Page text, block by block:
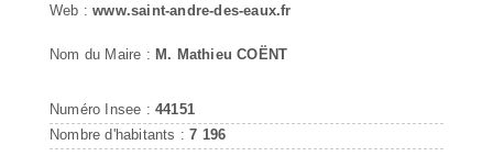
Web :www.saint-andre-des-eaux.fr
Nom du Maire : M. Mathieu COËNT
Numéro Insee : 44151
Nombre d'habitants :7 196